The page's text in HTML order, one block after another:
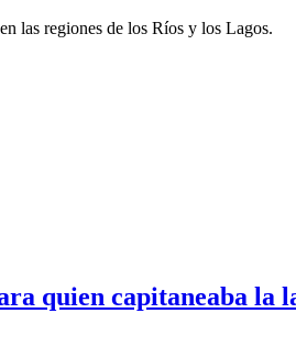
las regiones de los Ríos y los Lagos.
quien capitaneaba la